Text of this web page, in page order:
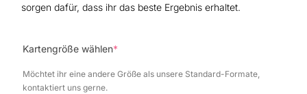
sorgen dafür, dass ihr das beste Ergebnis erhaltet.
Kartengröße wählen*
Möchtet ihr eine andere Größe als unsere Standard-Formate,
kontaktiert uns gerne.